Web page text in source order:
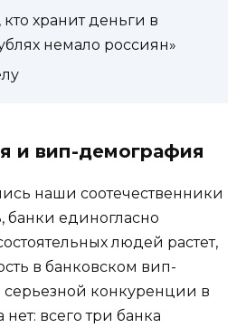
кто хранит деньги в
немало россиян»
и вип-демография
наши соотечественники
банки единогласно
людей растет,
в банковском вип-
конкуренции в
всего три банка